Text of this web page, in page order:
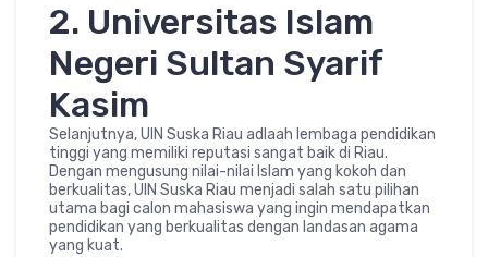
2. Universitas Islam
Negeri Sultan Syarif
Kasim
Selanjutnya, UIN Suska Riau adlaah lembaga pendidikan
tinggi yang memiliki reputasi sangat baik di Riau.
Dengan mengusung nilai-nilai Islam yang kokoh dan
berkualitas, UIN Suska Riau menjadi salah satu pilihan
utama bagi calon mahasiswa yang ingin mendapatkan
pendidikan yang berkualitas dengan landasan agama
yang kuat.